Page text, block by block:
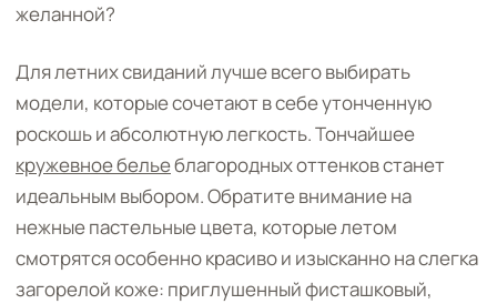
желанной?
Для летних свиданий лучше всего выбирать
модели, которые сочетают в себе утонченную
роскошь и абсолютную легкость. Тончайшее
кружевное бельеблагородных оттенков станет
идеальным выбором. Обратите внимание на
нежные пастельные цвета, которые летом
смотрятся особенно красиво и изысканно на слегка
загорелой коже: приглушенный фисташковый,